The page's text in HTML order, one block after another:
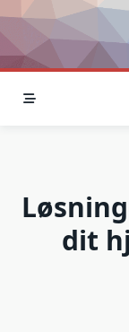
dit